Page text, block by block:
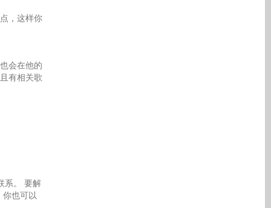
，这样你
会在他的
有相关歌
系。 要解
也可以